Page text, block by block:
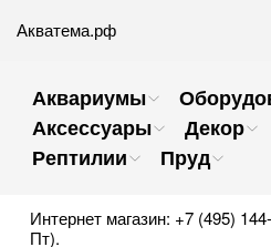
Акватема.рф
Аквариумы
Аксессуары
Декор
Рептилии
Пруд
Интернет магазин: +7 (495)
Пт).